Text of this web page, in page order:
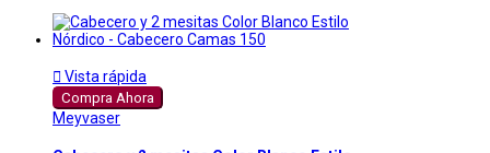
 Vista rápida
Compra Ahora
Meyvaser